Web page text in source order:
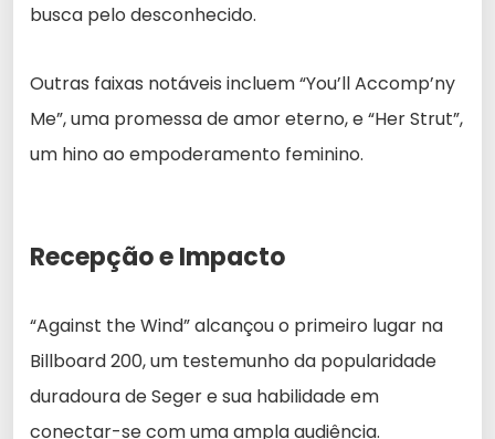
busca pelo desconhecido.
Outras faixas notáveis incluem “You’ll Accomp’ny
Me”, uma promessa de amor eterno, e “Her Strut”,
um hino ao empoderamento feminino.
Recepção e Impacto
“Against the Wind” alcançou o primeiro lugar na
Billboard 200, um testemunho da popularidade
duradoura de Seger e sua habilidade em
conectar-se com uma ampla audiência.